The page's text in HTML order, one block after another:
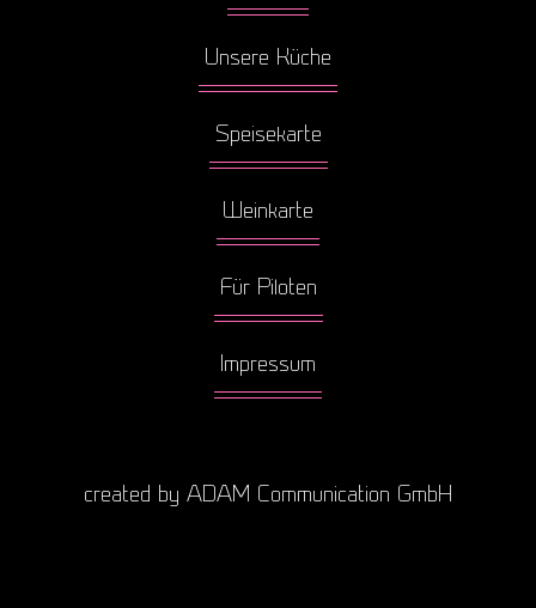
Unsere Küche
Speisekarte
Weinkarte
Für Piloten
Impressum
created by ADAM Communication GmbH